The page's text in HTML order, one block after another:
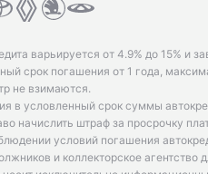
варьируется от 4.9% до 15% и
срок погашения от 1 года,
не взимаются.
в условленный срок суммы
начислить штраф за просрочку
условий погашения
и коллекторское агентство